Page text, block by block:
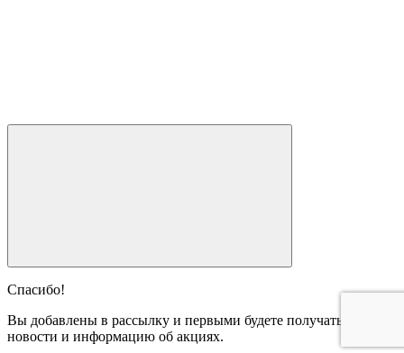
Спасибо!
Вы добавлены в рассылку и первыми будете получать наши
новости и информацию об акциях.